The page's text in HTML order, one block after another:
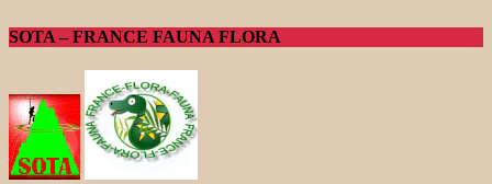
SOTA – FRANCE FAUNA FLORA